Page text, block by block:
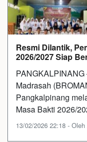
Resmi Dilantik,
2026/2027 Siap
Madrasah
Pangkalpinang
Masa Bakti 2026/
13/02/2026 22:18 -